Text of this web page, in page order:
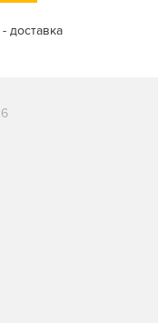
доставка